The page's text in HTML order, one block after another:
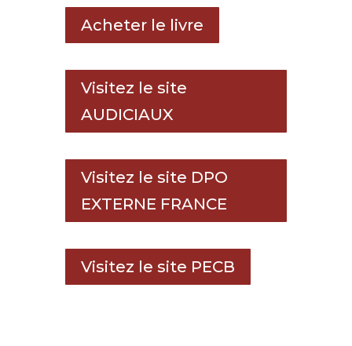
Acheter le livre
Visitez le site
AUDICIAUX
Visitez le site DPO
EXTERNE FRANCE
Visitez le site PECB